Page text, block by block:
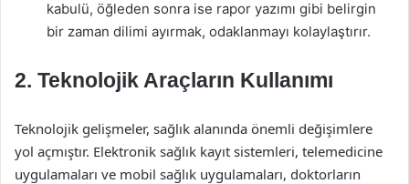
kabulü, öğleden sonra ise rapor yazımı gibi belirgin
bir zaman dilimi ayırmak, odaklanmayı kolaylaştırır.
2. Teknolojik Araçların Kullanımı
Teknolojik gelişmeler, sağlık alanında önemli değişimlere
yol açmıştır. Elektronik sağlık kayıt sistemleri, telemedicine
uygulamaları ve mobil sağlık uygulamaları, doktorların